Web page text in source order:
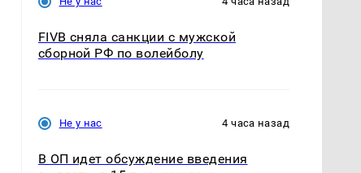
FIVB сняла санкции с мужской
сборной РФ по волейболу
Не у нас 4 часа назад
В ОП идет обсуждение введения